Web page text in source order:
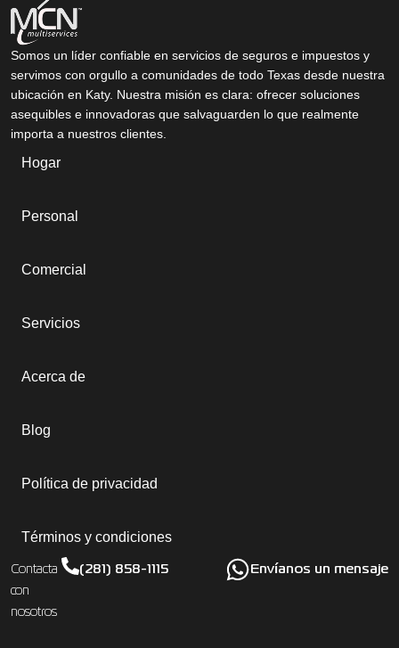
Somos un líder confiable en servicios de seguros e impuestos y
servimos con orgullo a comunidades de todo Texas desde nuestra
ubicación en Katy. Nuestra misión es clara: ofrecer soluciones
asequibles e innovadoras que salvaguarden lo que realmente
importa a nuestros clientes.
Hogar
Personal
Comercial
Servicios
Acerca de
Blog
Política de privacidad
Términos y condiciones
Contacta
con
nosotros
(281) 858-1115 Envíanos un mensaje